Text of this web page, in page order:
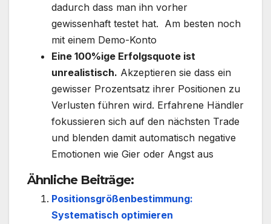
dadurch dass man ihn vorher
gewissenhaft testet hat. Am besten noch
mit einem Demo-Konto
Eine 100%ige Erfolgsquote ist
unrealistisch. Akzeptieren sie dass ein
gewisser Prozentsatz ihrer Positionen zu
Verlusten führen wird. Erfahrene Händler
fokussieren sich auf den nächsten Trade
und blenden damit automatisch negative
Emotionen wie Gier oder Angst aus
Ähnliche Beiträge:
Positionsgrößenbestimmung:
Systematisch optimieren